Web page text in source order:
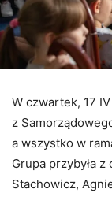
W czwartek, 17
z
a wszystko w
Grupa przybyła
Stachowicz,